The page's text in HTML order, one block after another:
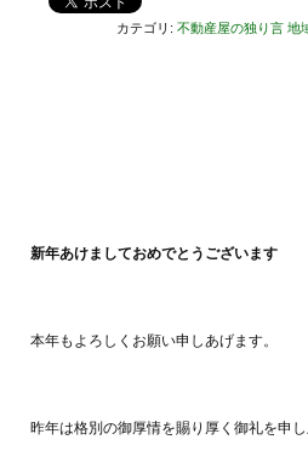
カテゴリ: 不動産屋の独り言 地
新年あけましておめでとうございます
本年もよろしくお願い申しあげます。
昨年は格別の御厚情を賜り厚く御礼を申